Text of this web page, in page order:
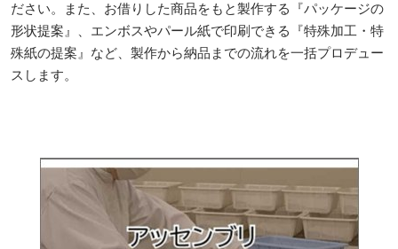
ださい。また、お借りした商品をもと製作する『パッケージの
形状提案』、エンボスやパール紙で印刷できる『特殊加工・特
殊紙の提案』など、製作から納品までの流れを一括プロデュー
スします。